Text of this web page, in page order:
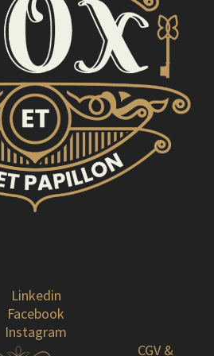
Linkedin
Facebook
Instagram
CGV &